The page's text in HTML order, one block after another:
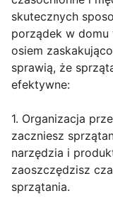
skutecznych
porządek w
osiem
sprawią, że
efektywne:
1. Organizacja
zaczniesz
narzędzia i
zaoszczędzisz
sprzątania.